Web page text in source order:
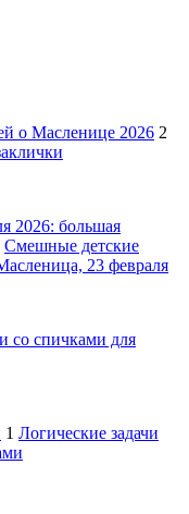
о Масленице 2026 2
2026: большая
Смешные детские
23 февраля
со спичками для
1 Логические задачи